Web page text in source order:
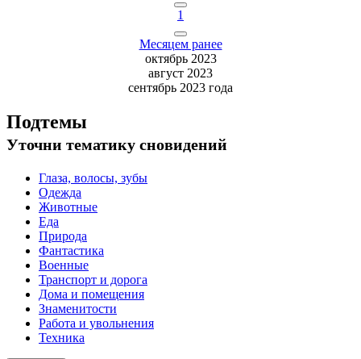
1
Месяцем ранее
октябрь 2023
август 2023
сентябрь 2023 года
Подтемы
Уточни тематику сновидений
Глаза, волосы, зубы
Одежда
Животные
Еда
Природа
Фантастика
Военные
Транспорт и дорога
Дома и помещения
Знаменитости
Работа и увольнения
Техника